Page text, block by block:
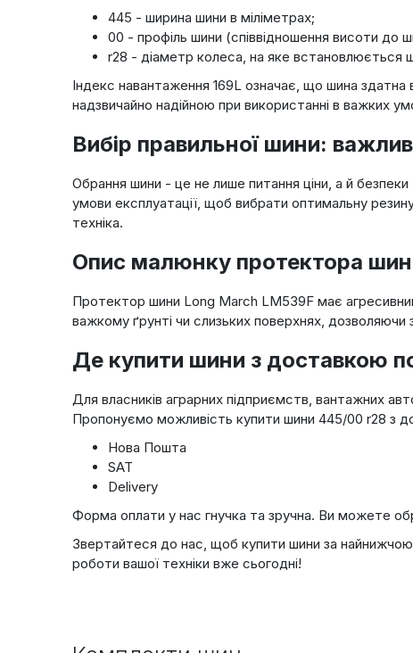
445 - ширина шини в міліметрах;
00 - профіль шини (співвідношення висоти до
r28 - діаметр колеса, на яке встановлюється
Індекс навантаження 169L означає, що шина
надзвичайно надійною при використанні в важких
Вибір правильної шини:
Обрання шини - це не лише питання ціни, а й
умови експлуатації, щоб вибрати оптимальну
техніка.
Опис малюнку протектора
Протектор шини Long March LM539F має
важкому ґрунті чи слизьких поверхнях, дозволяючи
Де купити шини з доставкою
Для власників аграрних підприємств, вантажних
Пропонуємо можливість купити шини 445/00 r28 з
Нова Пошта
SAT
Delivery
Форма оплати у нас гнучка та зручна. Ви можете
Звертайтеся до нас, щоб купити шини за найнижчою
роботи вашої техніки вже сьогодні!